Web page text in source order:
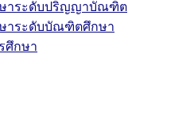
ษาระดับปริญญาบัณฑิต
าระดับบัณฑิตศึกษา
ศึกษา